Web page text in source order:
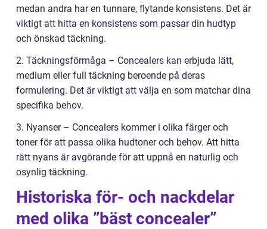
medan andra har en tunnare, flytande konsistens. Det är
viktigt att hitta en konsistens som passar din hudtyp
och önskad täckning.
2. Täckningsförmåga – Concealers kan erbjuda lätt,
medium eller full täckning beroende på deras
formulering. Det är viktigt att välja en som matchar dina
specifika behov.
3. Nyanser – Concealers kommer i olika färger och
toner för att passa olika hudtoner och behov. Att hitta
rätt nyans är avgörande för att uppnå en naturlig och
osynlig täckning.
Historiska för- och nackdelar
med olika ”bäst concealer”